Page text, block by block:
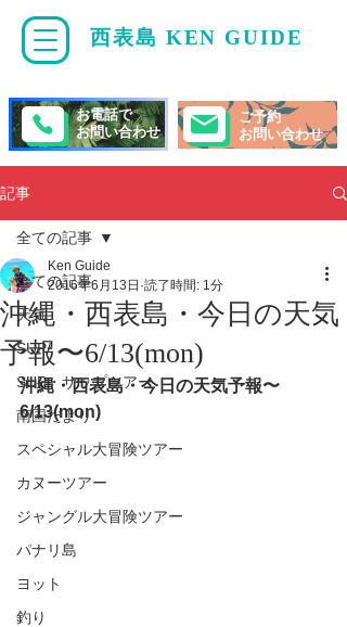
西表島 KEN GUIDE
ご予約
お問い合わせ
お電話で
お問い合わせ
記事
全ての記事
天気
SUP/
SUP・サップツアー
南国だより
スペシャル大冒険ツアー
カヌーツアー
ジャングル大冒険ツアー
パナリ島
ヨット
釣り
全ての記事
沖縄・西表島・今日の天気
予報〜6/13(mon)
Ken Guide
2016年6月13日 読了時間: 1分
沖縄・西表島・今日の天気予報〜
6/13(mon)